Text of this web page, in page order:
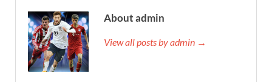
About admin
View all posts by admin →